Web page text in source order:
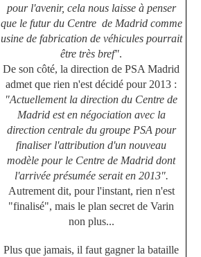
pour l'avenir, cela nous laisse à penser
que le futur du Centre de Madrid comme
usine de fabrication de véhicules pourrait
être très bref".
De son côté, la direction de PSA Madrid
admet que rien n'est décidé pour 2013 :
"Actuellement la direction du Centre de
Madrid est en négociation avec la
direction centrale du groupe PSA pour
finaliser l'attribution d'un nouveau
modèle pour le Centre de Madrid dont
l'arrivée présumée serait en 2013".
Autrement dit, pour l'instant, rien n'est
"finalisé", mais le plan secret de Varin
non plus...
Plus que jamais, il faut gagner la bataille